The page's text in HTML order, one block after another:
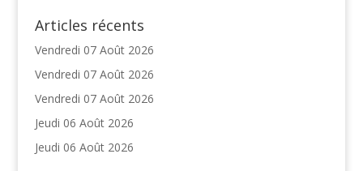
Articles récents
Vendredi 07 Août 2026
Vendredi 07 Août 2026
Vendredi 07 Août 2026
Jeudi 06 Août 2026
Jeudi 06 Août 2026